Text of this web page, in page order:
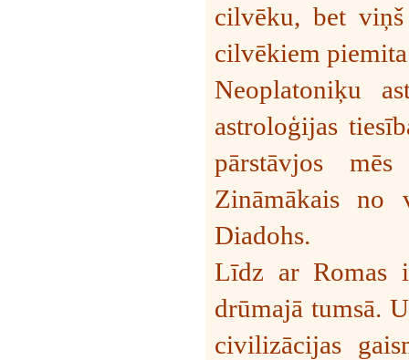
cilvēku, bet
cilvēkiem
Neoplatoniķu
astroloģijas
pārstāvjos
Zināmākais no
Diadohs.
Līdz ar Romas
drūmajā tumsā.
civilizācijas